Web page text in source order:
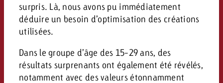
Demander une offre
Demander une offre
surpris. Là, nous avons pu immédiatement
déduire un besoin d’optimisation des créations
utilisées.
Dans le groupe d’âge des 15-29 ans, des
résultats surprenants ont également été révélés,
notamment avec des valeurs étonnamment